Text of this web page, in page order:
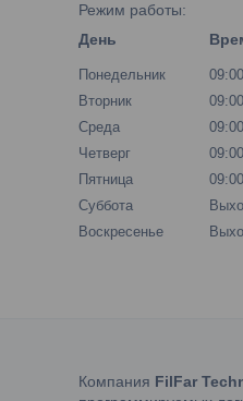
Режим работы:
День
Понедельник
Вторник
Среда
Четверг
Пятница
Суббота
Воскресенье
Компания FilFar